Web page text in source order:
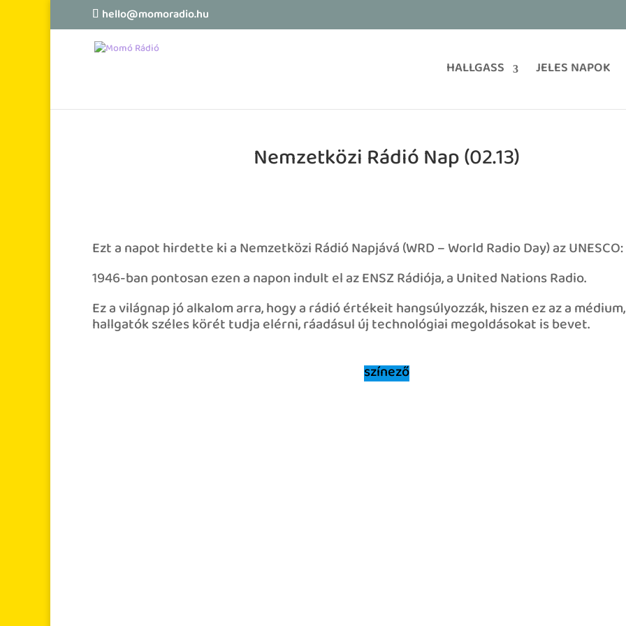
hello@momoradio.hu
HALLGASS JELES NAPOK
Nemzetközi Rádió Nap (02.13)
Ezt a napot hirdette ki a Nemzetközi Rádió Napjává (WRD – World Radio Day) az UNESCO:
1946-ban pontosan ezen a napon indult el az ENSZ Rádiója, a United Nations Radio.
Ez a világnap jó alkalom arra, hogy a rádió értékeit hangsúlyozzák, hiszen ez az a
hallgatók széles körét tudja elérni, ráadásul új technológiai megoldásokat is bevet.
színező